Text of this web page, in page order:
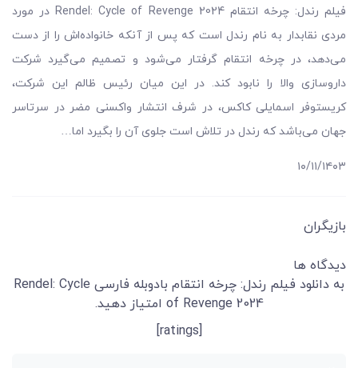
فیلم رندل: چرخه انتقام Rendel: Cycle of Revenge 2024 در مورد
مردی نقابدار به نام رندل است که پس از آنکه خانواده‌اش را از دست
می‌دهد، در چرخه انتقام گرفتار می‌شود و تصمیم می‌گیرد شرکت
داروسازی والا را نابود کند. در این میان رئیس ظالم این شرکت،
کریستوفر اسمایلی کاکس، در شرف انتشار واکسنی مضر در سرتاسر
جهان می‌باشد که رندل در تلاش است جلوی آن را بگیرد اما…
۱۰/۱۱/۱۴۰۳
بازیگران
دیدگاه ها
به دانلود فیلم رندل: چرخه انتقام بادوبله فارسی Rendel: Cycle
of Revenge 2024 امتیاز دهید.
[ratings]